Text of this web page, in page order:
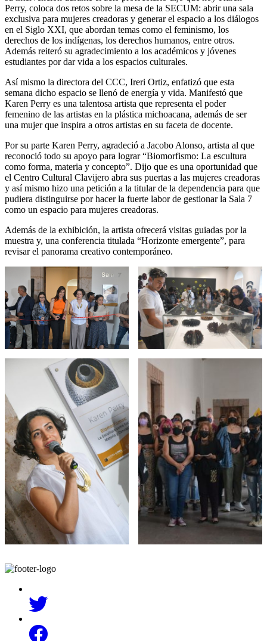
Perry, coloca dos retos sobre la mesa de la SECUM: abrir una sala
exclusiva para mujeres creadoras y generar el espacio a los diálogos
en el Siglo XXI, que abordan temas como el feminismo, los
derechos de los indígenas, los derechos humanos, entre otros.
Además reiteró su agradecimiento a los académicos y jóvenes
estudiantes por dar vida a los espacios culturales.
Así mismo la directora del CCC, Ireri Ortiz, enfatizó que esta
semana dicho espacio se llenó de energía y vida. Manifestó que
Karen Perry es una talentosa artista que representa el poder
femenino de las artistas en la plástica michoacana, además de ser
una mujer que inspira a otros artistas en su faceta de docente.
Por su parte Karen Perry, agradeció a Jacobo Alonso, artista al que
reconoció todo su apoyo para lograr “Biomorfismo: La escultura
como forma, materia y concepto”. Dijo que es una oportunidad que
el Centro Cultural Clavijero abra sus puertas a las mujeres creadoras
y así mismo hizo una petición a la titular de la dependencia para que
pudiera distinguirse por hacer la fuerte labor de gestionar la Sala 7
como un espacio para mujeres creadoras.
Además de la exhibición, la artista ofrecerá visitas guiadas por la
muestra y, una conferencia titulada “Horizonte emergente”, para
revisar el panorama creativo contemporáneo.